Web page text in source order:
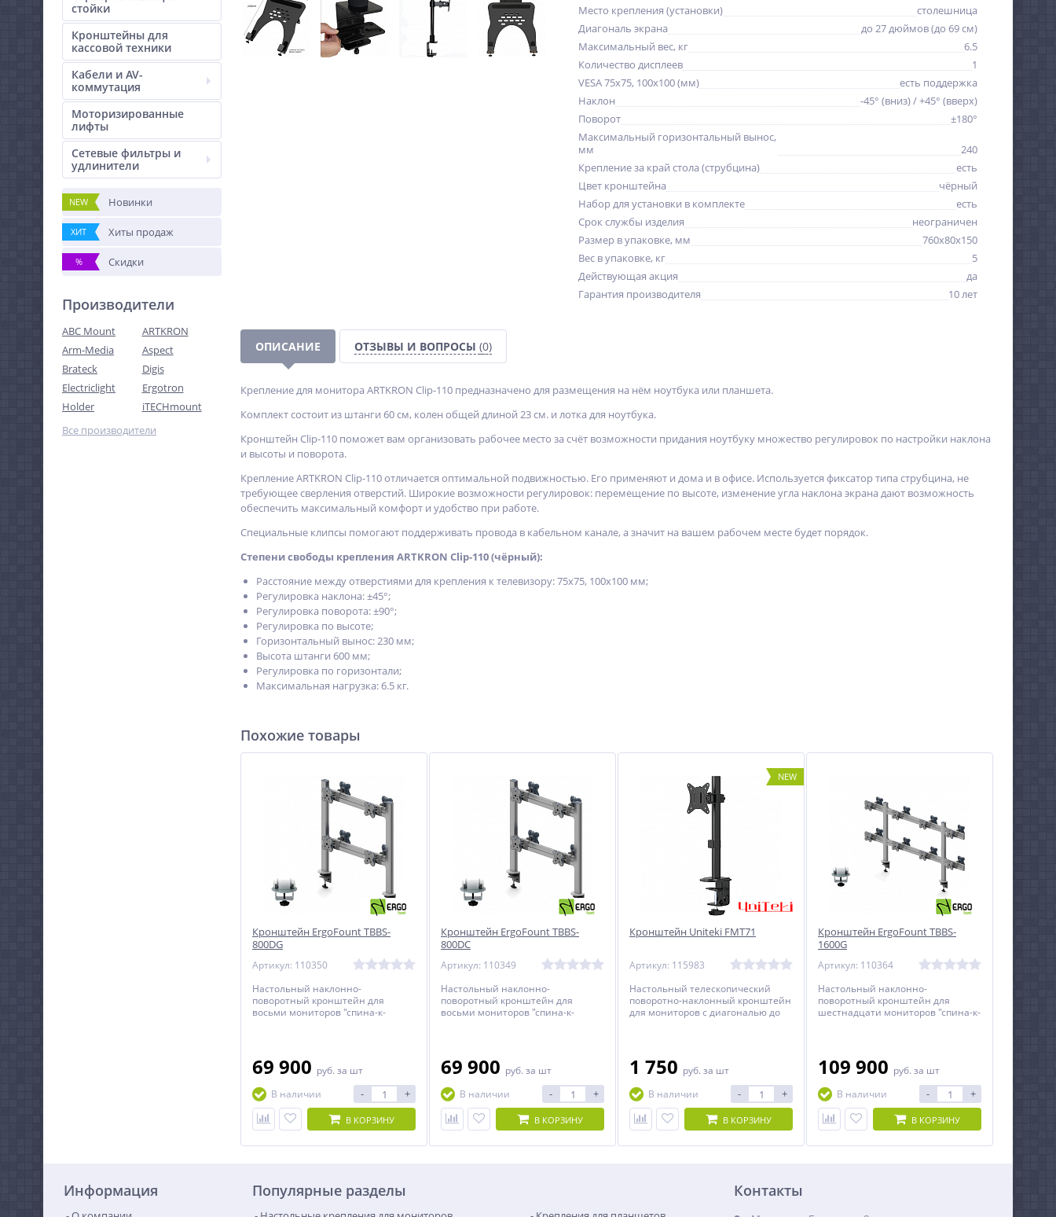
стойки
Кронштейны для
кассовой техники
Кабели и AV-
коммутация
Моторизированные
лифты
Сетевые фильтры и
удлинители
NEW Новинки
ХИТ Хиты продаж
% Скидки
Производители
ABC Mount
ARTKRON
Arm-Media
Aspect
Brateck
Digis
Electriclight
Ergotron
Holder
iTECHmount
Все производители
Место крепления (установки)
столешница
Диагональ экрана
до 27 дюймов (до 69 см)
Максимальный вес, кг
6.5
Количество дисплеев
1
VESA 75x75, 100x100 (мм)
есть поддержка
Наклон
-45° (вниз) / +45° (вверх)
Поворот
±180°
Максимальный горизонтальный вынос,
мм
240
Крепление за край стола (струбцина)
есть
Цвет кронштейна
чёрный
Набор для установки в комплекте
есть
Срок службы изделия
неограничен
Размер в упаковке, мм
760x80x150
Вес в упаковке, кг
5
Действующая акция
да
Гарантия производителя
10 лет
ОПИСАНИЕ ОТЗЫВЫ И ВОПРОСЫ (0)
Крепление для монитора ARTKRON Clip-110 предназначено для размещения на нём ноутбука или планшета.
Комплект состоит из штанги 60 см, колен общей длиной 23 см. и лотка для ноутбука.
Кронштейн Clip-110 поможет вам организовать рабочее место за счёт возможности придания ноутбуку множество регулировок по настройки наклона
и высоты и поворота.
Крепление ARTKRON Clip-110 отличается оптимальной подвижностью. Его применяют и дома и в офисе. Используется фиксатор типа струбцина, не
требующее сверления отверстий. Широкие возможности регулировок: перемещение по высоте, изменение угла наклона экрана дают возможность
обеспечить максимальный комфорт и удобство при работе.
Специальные клипсы помогают поддерживать провода в кабельном канале, а значит на вашем рабочем месте будет порядок.
Степени свободы крепления ARTKRON Clip-110 (чёрный):
Расстояние между отверстиями для крепления к телевизору: 75x75, 100x100 мм;
Регулировка наклона: ±45°;
Регулировка поворота: ±90°;
Регулировка по высоте;
Горизонтальный вынос: 230 мм;
Высота штанги 600 мм;
Регулировка по горизонтали;
Максимальная нагрузка: 6.5 кг.
Похожие товары
Кронштейн ErgoFount TBBS-
800DG
Артикул: 110350
Настольный наклонно-
поворотный кронштейн для
восьми мониторов "спина-к-
69 900 руб. за шт
В наличии
- +
В КОРЗИНУ
Кронштейн ErgoFount TBBS-
800DC
Артикул: 110349
Настольный наклонно-
поворотный кронштейн для
восьми мониторов "спина-к-
69 900 руб. за шт
В наличии
- +
В КОРЗИНУ
NEW
Кронштейн Uniteki FMT71
Артикул: 115983
Настольный телескопический
поворотно-наклонный кронштейн
для мониторов с диагональю до
1 750 руб. за шт
В наличии
- +
В КОРЗИНУ
Кронштейн ErgoFount TBBS-
1600G
Артикул: 110364
Настольный наклонно-
поворотный кронштейн для
шестнадцати мониторов "спина-к-
109 900 руб. за шт
В наличии
- +
В КОРЗИНУ
Информация Популярные разделы Контакты